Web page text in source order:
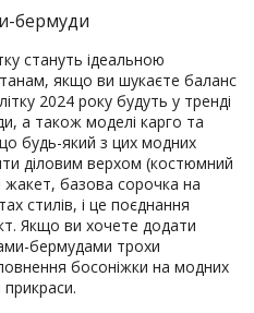
бермуди
стануть ідеальною
якщо ви шукаєте баланс
2024 року будуть у тренді
а також моделі карго та
будь-який з цих модних
діловим верхом (костюмний
базова сорочка на
стилів, і це поєднання
Якщо ви хочете додати
бермудами трохи
босоніжки на модних
прикраси.